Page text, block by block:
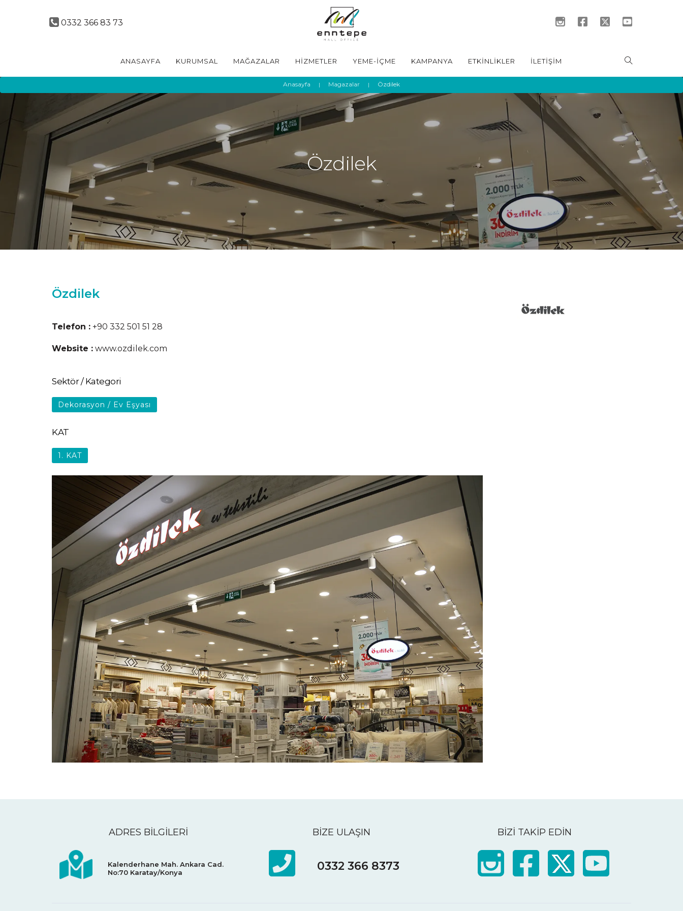
0332 366 83 73
ANASAYFA KURUMSAL MAĞAZALAR HİZMETLER YEME-İÇME KAMPANYA ETKİNLİKLER İLETİŞİM
Özdilek
Anasayfa Magazalar Özdilek
Özdilek
Telefon : +90 332 501 51 28
Website : www.ozdilek.com
Sektör / Kategori
Dekorasyon / Ev Eşyası
KAT
1. KAT
ADRES BİLGİLERİ
Kalenderhane Mah. Ankara Cad.
No:70 Karatay/Konya
BİZE ULAŞIN
0332 366 8373
BİZİ TAKİP EDİN